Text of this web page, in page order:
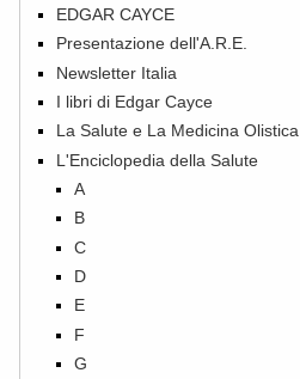
EDGAR CAYCE
Presentazione dell'A.R.E.
Newsletter Italia
I libri di Edgar Cayce
La Salute e La Medicina Olistica
L'Enciclopedia della Salute
A
B
C
D
E
F
G